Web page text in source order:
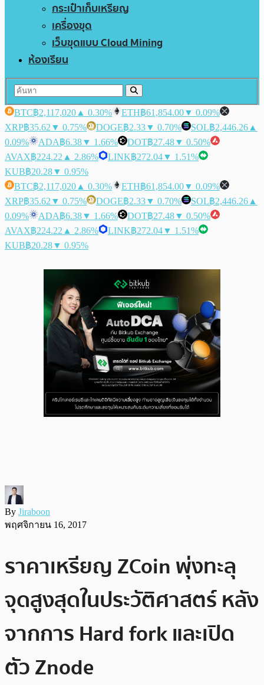
กระเป๋าเก็บเหรียญ
เครื่องขุด
เว็บขุดแบบ Cloud Mining
ห้องเรียน
BTC฿2,117,020 ▲ 0.30% ETH฿61,854.00▼ 0.09%
XRP฿35.62 ▼ 0.75% DOGE฿2.33▼ 0.70% SOL฿2,446.26 ▲
0.09%
ADA฿6.38▼ 1.66% DOT฿27.48▼ 0.50%
AVAX฿224.22 ▲ 2.86% LINK฿272.04▼ 1.51%
KUB฿20.28▼ 0.95%
BTC฿2,117,020 ▲ 0.30% ETH฿61,854.00▼ 0.09%
XRP฿35.62 ▼ 0.75% DOGE฿2.33▼ 0.70% SOL฿2,446.26 ▲
0.09%
ADA฿6.38▼ 1.66% DOT฿27.48▼ 0.50%
AVAX฿224.22 ▲ 2.86% LINK฿272.04▼ 1.51%
KUB฿20.28▼ 0.95%
By Jiraboon
พฤศจิกายน 16, 2017
ราคาเหรียญ ZCoin พุ่งทะลุ
จุดสูงสุดในประวัติศาสตร์ หลัง
จากการ Hard fork และเปิด
ตัว Znode